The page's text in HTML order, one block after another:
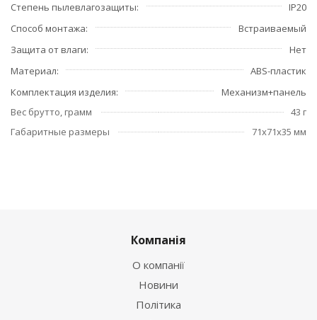
Степень пылевлагозащиты
IP20
Способ монтажа
Встраиваемый
Защита от влаги
Нет
Материал
ABS-пластик
Комплектация изделия
Механизм+панель
Вес брутто, грамм
43 г
Габаритные размеры
71x71x35 мм
Компанія
О компанії
Новини
Політика